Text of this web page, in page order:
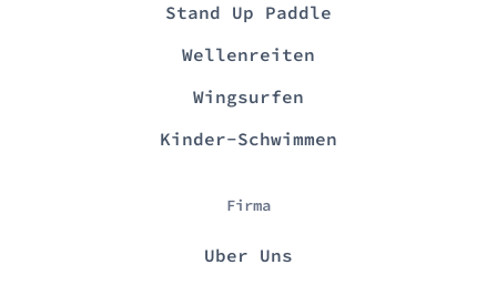
Stand Up Paddle
Wellenreiten
Wingsurfen
Kinder-Schwimmen
Firma
Uber Uns